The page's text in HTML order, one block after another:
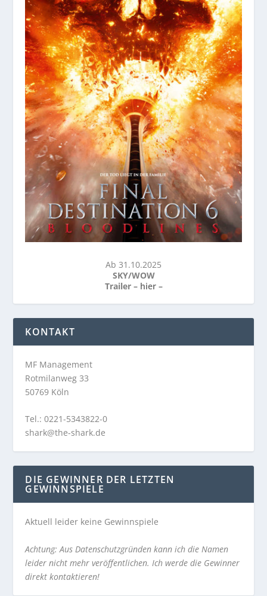
Ab 31.10.2025
SKY/WOW
Trailer – hier –
KONTAKT
MF Management
Rotmilanweg 33
50769 Köln
Tel.: 0221-5343822-0
shark@the-shark.de
DIE GEWINNER DER LETZTEN
GEWINNSPIELE
Aktuell leider keine Gewinnspiele
Achtung: Aus Datenschutzgründen kann ich die Namen
leider nicht mehr veröffentlichen. Ich werde die Gewinner
direkt kontaktieren!